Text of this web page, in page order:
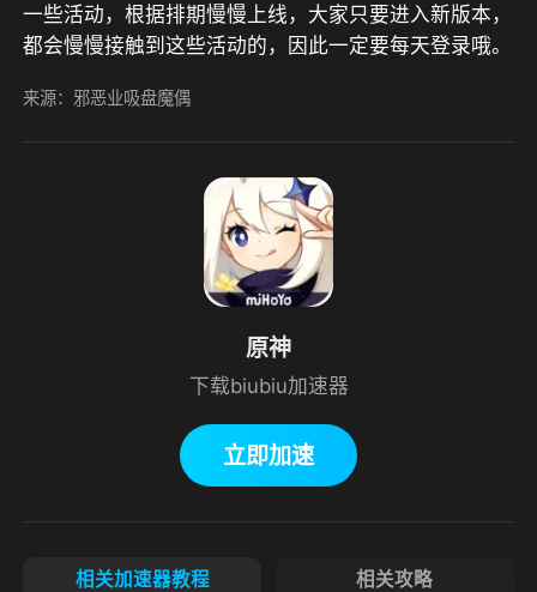
一些活动，根据排期慢慢上线，大家只要进入新版本，
都会慢慢接触到这些活动的，因此一定要每天登录哦。
来源：邪恶业吸盘魔偶
原神
下载biubiu加速器
立即加速
相关加速器教程 相关攻略